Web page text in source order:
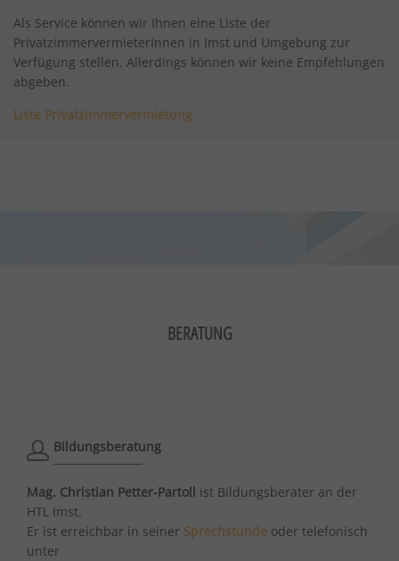
1P_JAR
Dieser Google-Cookie wird zur Optimierung
von Werbung eingesetzt, um für Nutzer
relevante Anzeigen bereitzustellen, Berichte
dieselben Anzeigen mehrmals sieht.
Als Service können wir Ihnen eine Liste der
PrivatzimmervermieterInnen in Imst und Umgebung zur
Verfügung stellen. Allerdings können wir keine Empfehlungen
abgeben.
Liste Privatzimmervermietung
BERATUNG
Bildungsberatung
Mag. Christian Petter-Partoll
ist Bildungsberater an der
HTL Imst.
Er ist erreichbar in seiner Sprechstunde oder telefonisch
unter